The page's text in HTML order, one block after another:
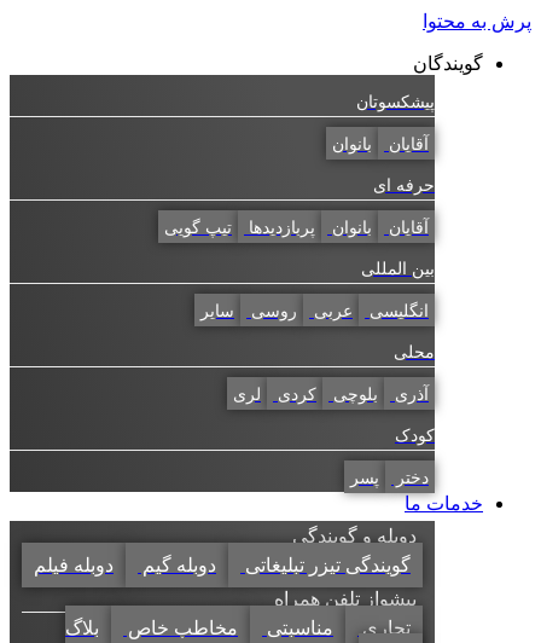
به محتوا
گویندگان
پیشکسوتان
بانوان
حرفه ای
بانوان پربازدیدها تیپ گویی
بین المللی
انگلیسی عربی روسی سایر
محلی
بلوچی کردی لری
کودک
پسر
خدمات ما
دوبله و گویندگی
گویندگی تیزر تبلیغاتی
دوبله گیم
دوبله فیلم
پیشواز تلفن همراه
تجاری
مناسبتی مخاطب خاص
بلاگ